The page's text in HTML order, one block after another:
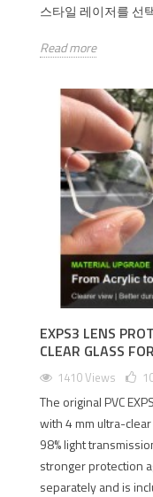
스타일 레이저를 선
Read more
EXPS3 LENS
CLEAR GLASS
1410 Views
The original PVC
with 4 mm ultra-
98% light
stronger protection
separately and is